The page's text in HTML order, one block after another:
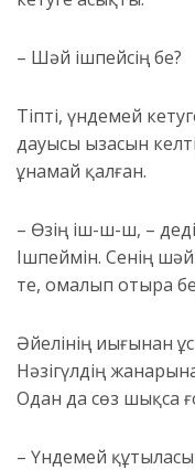
– Шәй ішпейсің бе?
Тіпті, үндемей
дауысы ызасын
ұнамай қалған.
– Өзің іш-ш-ш, –
Ішпеймін. Сенің
те, омалып отыра
Әйелінің иығынан
Нәзігүлдің
Одан да сөз шықса
– Үндемей